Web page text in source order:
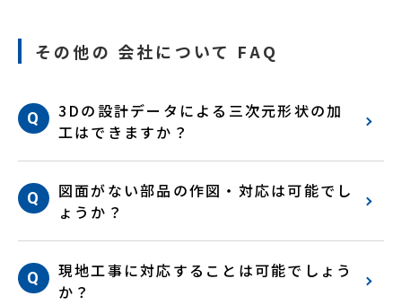
その他の 会社について FAQ
3Dの設計データによる三次元形状の加
工はできますか？
図面がない部品の作図・対応は可能でし
ょうか？
現地工事に対応することは可能でしょう
か？